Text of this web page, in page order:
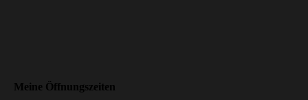
Meine Öffnungszeiten